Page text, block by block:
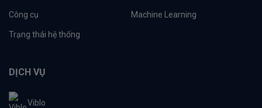
Công cụ Machine Learning
Trạng thái hệ thống
DỊCH VỤ
Viblo